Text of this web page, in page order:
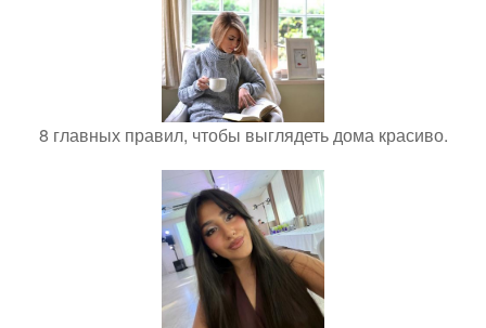
8 главных правил, чтобы выглядеть дома красиво.